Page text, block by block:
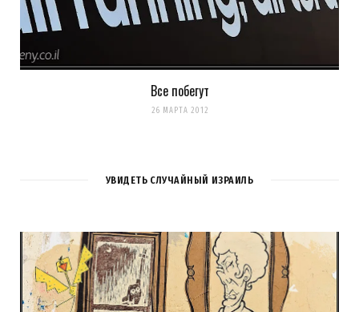
Все побегут
26 МАРТА 2012
УВИДЕТЬ СЛУЧАЙНЫЙ ИЗРАИЛЬ